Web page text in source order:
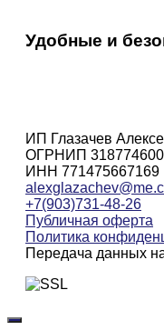
Удобные и
ИП Глазачев
ОГРНИП
ИНН 771475667169
+7(903)731-48-26
Публичная оферта
Политика
Передача данных